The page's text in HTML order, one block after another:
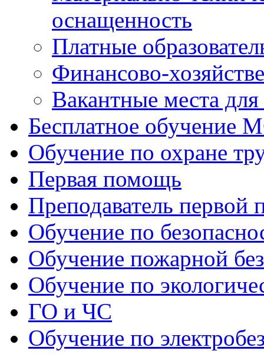
оснащенность
Платные
Финансово-
Вакантные места
Бесплатное обучение
Обучение по охране
Первая помощь
Преподаватель
Обучение по
Обучение пожарной
Обучение по
ГО и ЧС
Обучение по